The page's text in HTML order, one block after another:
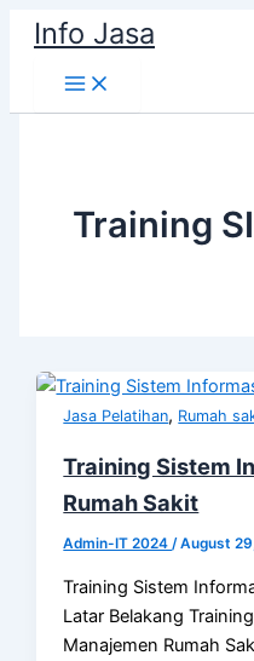
Skip
content
Info Jasa
Training
Jasa Pelatihan, Rumah
Training Sistem
Rumah Sakit
Admin-IT 2024/August
Training Sistem
Latar Belakang
Manajemen Rumah